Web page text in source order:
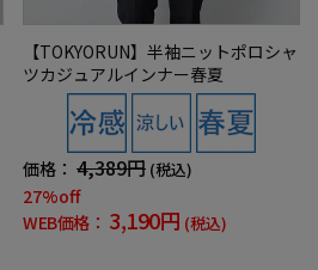
【TOKYORUN】半袖ニットポロシャ
ツカジュアルインナー春夏
価格： 4,389円 (税込)
27%off
WEB価格： 3,190円 (税込)